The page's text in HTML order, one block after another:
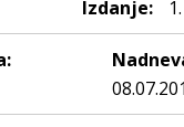
Izdanje: 1.